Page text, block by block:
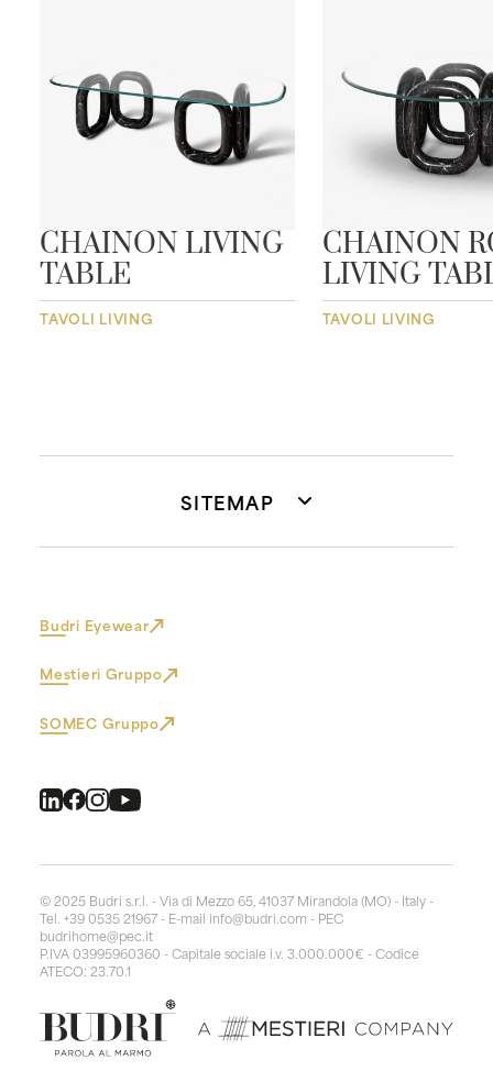
CHAINON LIVING
TABLE
TAVOLI LIVING
CHAINON
LIVING
TAVOLI LIVING
SITEMAP
Budri Eyewear
Mestieri Gruppo
SOMEC Gruppo
© 2025 Budri s.r.l. - Via di Mezzo 65, 41037 Mirandola (MO) - Italy -
Tel. +39 0535 21967 - E-mail info@budri.com - PEC
budrihome@pec.it
P.IVA 03995960360 - Capitale sociale i.v. 3.000.000€ - Codice
ATECO: 23.70.1